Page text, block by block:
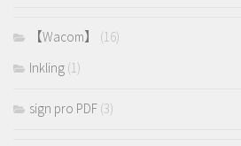
【Wacom】
(16)
Inkling (1)
sign pro PDF (3)